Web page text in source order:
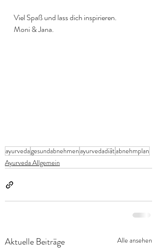
Viel Spaß und lass dich inspirieren.
Moni & Jana.
ayurvedagesundabnehmenayurvedadiätabnehmplan
Ayurveda Allgemein
Aktuelle Beiträge Alle ansehen